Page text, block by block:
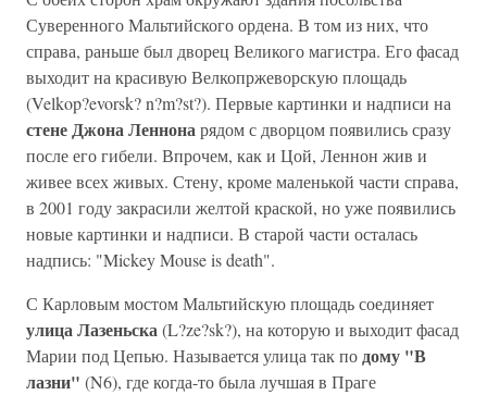
Суверенного Мальтийского ордена. В том из них, что
справа, раньше был дворец Великого магистра. Его фасад
выходит на красивую Велкопржеворскую площадь
(Velkop?evorsk? n?m?st?). Первые картинки и надписи на
стене Джона Леннонарядом с дворцом появились сразу
после его гибели. Впрочем, как и Цой, Леннон жив и
живее всех живых. Стену, кроме маленькой части справа,
в 2001 году закрасили желтой краской, но уже появились
новые картинки и надписи. В старой части осталась
надпись: "Mickey Mouse is death".
С Карловым мостом Мальтийскую площадь соединяет
улица Лазеньска(L?ze?sk?), на которую и выходит фасад
Марии под Цепью. Называется улица так подому "В
лазни" (N6), где когда-то была лучшая в Праге